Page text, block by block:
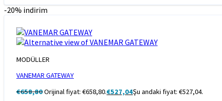
-20% indirim
MODÜLLER
VANEMAR GATEWAY
€658,80Orijinal fiyat: €658,80.€527,04Şu andaki fiyat: €527,04.